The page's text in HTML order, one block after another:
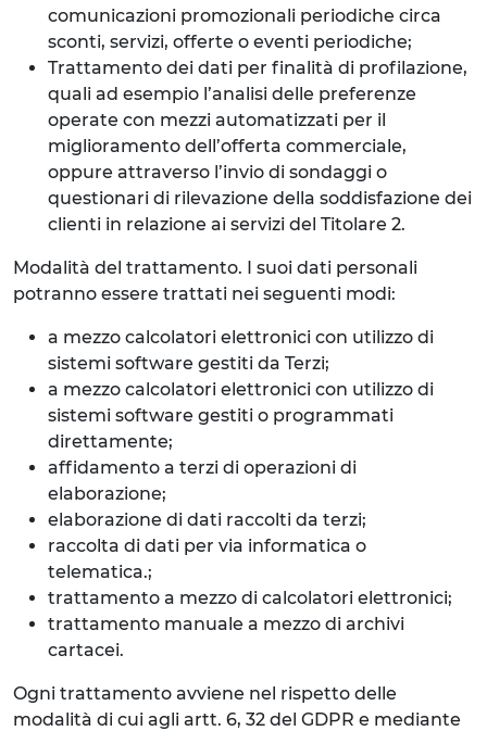
comunicazioni promozionali periodiche circa
sconti, servizi, offerte o eventi periodiche;
Trattamento dei dati per finalità di profilazione,
quali ad esempio l’analisi delle preferenze
operate con mezzi automatizzati per il
miglioramento dell’offerta commerciale,
oppure attraverso l’invio di sondaggi o
questionari di rilevazione della soddisfazione dei
clienti in relazione ai servizi del Titolare 2.
Modalità del trattamento. I suoi dati personali
potranno essere trattati nei seguenti modi:
a mezzo calcolatori elettronici con utilizzo di
sistemi software gestiti da Terzi;
a mezzo calcolatori elettronici con utilizzo di
sistemi software gestiti o programmati
direttamente;
affidamento a terzi di operazioni di
elaborazione;
elaborazione di dati raccolti da terzi;
raccolta di dati per via informatica o
telematica.;
trattamento a mezzo di calcolatori elettronici;
trattamento manuale a mezzo di archivi
cartacei.
Ogni trattamento avviene nel rispetto delle
modalità di cui agli artt. 6, 32 del GDPR e mediante